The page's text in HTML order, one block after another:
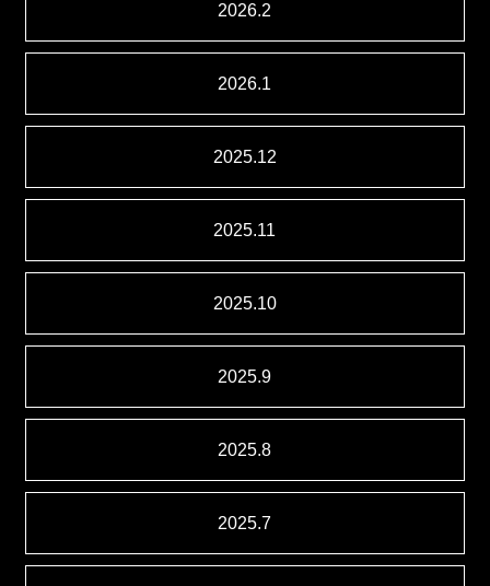
2026.2
2026.1
2025.12
2025.11
2025.10
2025.9
2025.8
2025.7